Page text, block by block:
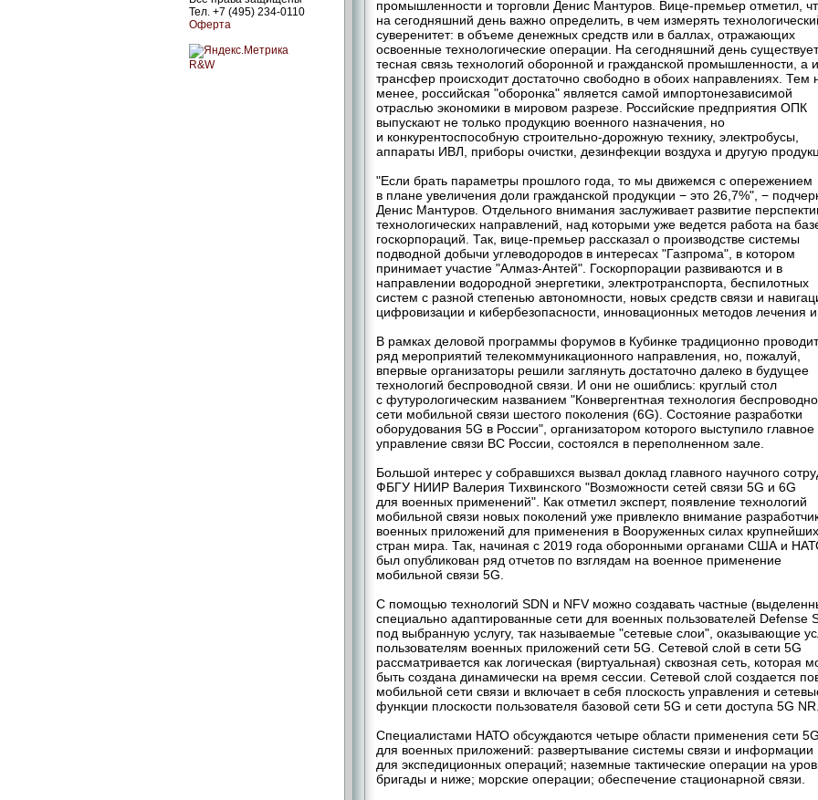
Тел. +7 (495) 234-0110
Оферта
R&W
промышленности и торговли Денис Мантуров. Вице-премьер отметил,
на сегодняшний день важно определить, в чем измерять
суверенитет: в объеме денежных средств или в баллах, отражающих
освоенные технологические операции. На сегодняшний день существует
тесная связь технологий оборонной и гражданской промышленности, а
трансфер происходит достаточно свободно в обоих направлениях. Тем
менее, российская "оборонка" является самой импортонезависимой
отраслью экономики в мировом разрезе. Российские предприятия ОПК
выпускают не только продукцию военного назначения, но
и конкурентоспособную строительно-дорожную технику, электробусы,
аппараты ИВЛ, приборы очистки, дезинфекции воздуха и другую
"Если брать параметры прошлого года, то мы движемся с опережением
в плане увеличения доли гражданской продукции − это 26,7%", −
Денис Мантуров. Отдельного внимания заслуживает развитие
технологических направлений, над которыми уже ведется работа на
госкорпораций. Так, вице-премьер рассказал о производстве системы
подводной добычи углеводородов в интересах "Газпрома", в котором
принимает участие "Алмаз-Антей". Госкорпорации развиваются и в
направлении водородной энергетики, электротранспорта, беспилотных
систем с разной степенью автономности, новых средств связи и
цифровизации и кибербезопасности, инновационных методов лечения и
В рамках деловой программы форумов в Кубинке традиционно
ряд мероприятий телекоммуникационного направления, но, пожалуй,
впервые организаторы решили заглянуть достаточно далеко в будущее
технологий беспроводной связи. И они не ошиблись: круглый стол
с футурологическим названием "Конвергентная технология
сети мобильной связи шестого поколения (6G). Состояние разработки
оборудования 5G в России", организатором которого выступило главное
управление связи ВС России, состоялся в переполненном зале.
Большой интерес у собравшихся вызвал доклад главного научного
ФБГУ НИИР Валерия Тихвинского "Возможности сетей связи 5G и 6G
для военных применений". Как отметил эксперт, появление технологий
мобильной связи новых поколений уже привлекло внимание
военных приложений для применения в Вооруженных силах крупнейших
стран мира. Так, начиная с 2019 года оборонными органами США и
был опубликован ряд отчетов по взглядам на военное применение
мобильной связи 5G.
С помощью технологий SDN и NFV можно создавать частные
специально адаптированные сети для военных пользователей Defense
под выбранную услугу, так называемые "сетевые слои", оказывающие
пользователям военных приложений сети 5G. Сетевой слой в сети 5G
рассматривается как логическая (виртуальная) сквозная сеть, которая
быть создана динамически на время сессии. Сетевой слой создается
мобильной сети связи и включает в себя плоскость управления и
функции плоскости пользователя базовой сети 5G и сети доступа 5G NR.
Специалистами НАТО обсуждаются четыре области применения сети 5G
для военных приложений: развертывание системы связи и информации
для экспедиционных операций; наземные тактические операции на
бригады и ниже; морские операции; обеспечение стацио­нарной связи.